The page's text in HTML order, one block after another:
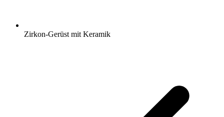
Zirkon-Gerüst mit Keramik